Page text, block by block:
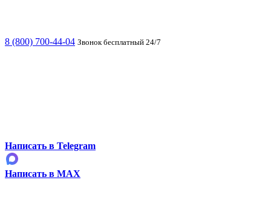
8 (800) 700-44-04 Звонок бесплатный 24/7
Написать в Telegram
Написать в MAX